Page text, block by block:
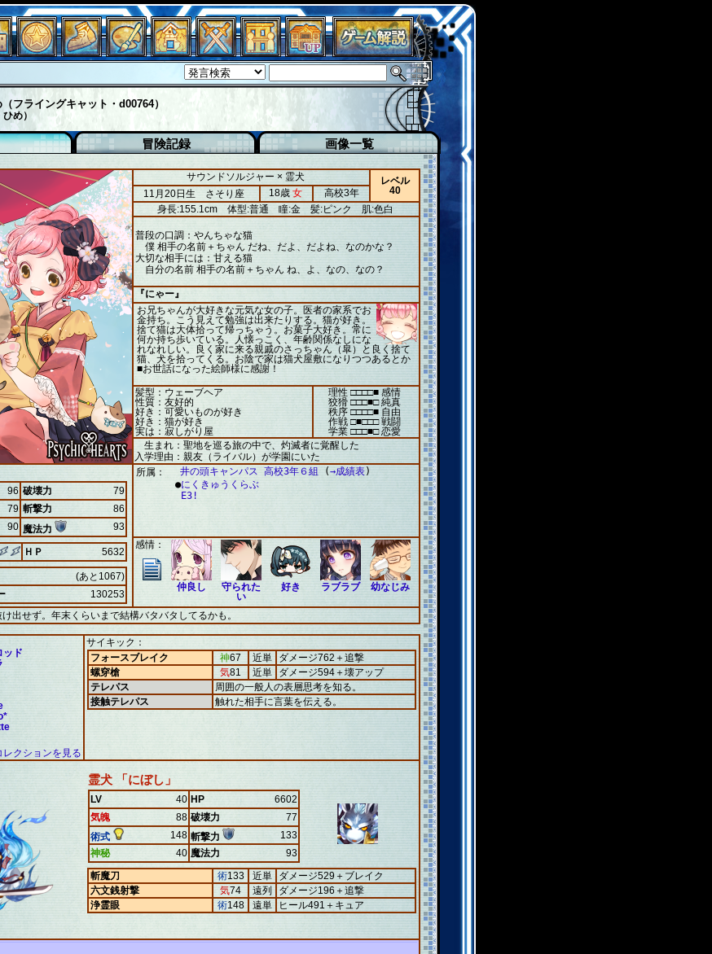
フライングキャット・d00764）
め）
冒険記録 画像一覧
サウンドソルジャー × 霊犬
レベル
40
11月20日生 さそり座 18歳 女
高校3年
身長:155.1cm 体型:普通 瞳:金 髪:ピンク肌:色白
普段の口調：やんちゃな猫
僕 相手の名前＋ちゃん だね、だよ、だよね、なのかな？
大切な相手には：甘える猫
自分の名前 相手の名前＋ちゃん ね、よ、なの、なの？
『にゃー』
お兄ちゃんが大好きな元気な女の子。医者の家系でお
金持ち。こう見えて勉強は出来たりする。猫が好き。
捨て猫は大体拾って帰っちゃう。お菓子大好き。常に
何か持ち歩いている。人懐っこく、年齢関係なしにな
れなれしい。良く家に来る親戚のさっちゃん（皐）と良く捨て
猫、犬を拾ってくる。お陰で家は猫犬屋敷になりつつあるとか
■お世話になった絵師様に感謝！
髪型：ウェーブヘア
性質：友好的
好き：可愛いものが好き
好き：猫が好き
実は：寂しがり屋
理性 □□□□■ 感情
狡猾 □□□■□ 純真
秩序 □□□□■ 自由
作戦 □■□□□ 戦闘
学業 □□□■□ 恋愛
生まれ：聖地を巡る旅の中で、灼滅者に覚醒した
入学理由：親友（ライバル）が学園にいた
96 破壊力
79
79 斬撃力
86
90 魔法力 93
ＨＰ 5632
(あと1067)
130253
所属： 井の頭キャンパス 高校3年６組 (→成績表)
●にくきゅうくらぶ
E3!
感情：
仲良し
守られた
い
好き ラブラブ 幼なじみ
出せず。年末くらいまで結構バタバタしてるかも。
ッド
レクションを見る
サイキック：
フォースブレイク
神67 近単
ダメージ762＋追撃
螺穿槍
気81 近単
ダメージ594＋壊アップ
テレパス
周囲の一般人の表層思考を知る。
接触テレパス
触れた相手に言葉を伝える。
霊犬 「にぼし」
LV 40 HP
6602
気魄
88 破壊力
77
術式
148 斬撃力
133
神秘
40 魔法力
93
斬魔刀
術133 近単
ダメージ529＋ブレイク
六文銭射撃
気74 遠列
ダメージ196＋追撃
浄霊眼
術148 遠単 ヒール491＋キュア